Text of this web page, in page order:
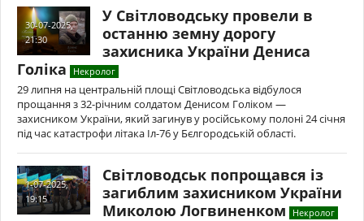
30-07-2025,
21:30
У Світловодську провели в
останню земну дорогу
захисника України Дениса
Голіка
Некролог
29 липня на центральній площі Світловодська відбулося
прощання з 32-річним солдатом Денисом Голіком —
захисником України, який загинув у російському полоні 24 січня
під час катастрофи літака Іл-76 у Бєлгородській області.
1-07-2025,
19:15
Світловодськ попрощався із
загиблим захисником України
Миколою Логвиненком
Некролог